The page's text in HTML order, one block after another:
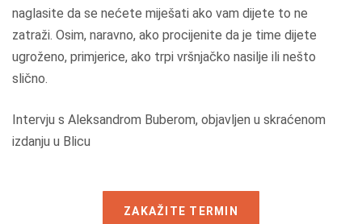
naglasite da se nećete miješati ako vam dijete to ne
zatraži. Osim, naravno, ako procijenite da je time dijete
ugroženo, primjerice, ako trpi vršnjačko nasilje ili nešto
slično.
Intervju s Aleksandrom Buberom, objavljen u skraćenom
izdanju u Blicu
ZAKAŽITE TERMIN